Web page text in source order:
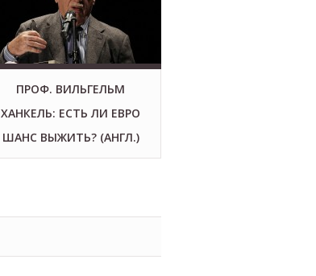
ПРОФ. ВИЛЬГЕЛЬМ
ХАНКЕЛЬ: ЕСТЬ ЛИ ЕВРО
ШАНС ВЫЖИТЬ? (АНГЛ.)